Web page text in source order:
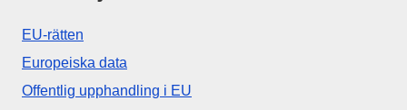
EU-rätten
Europeiska data
Offentlig upphandling i EU